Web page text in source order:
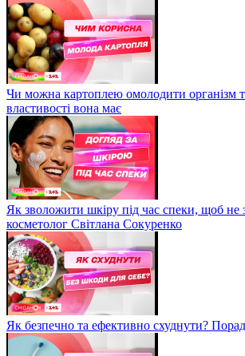
Чи можна картоплею омолодити організм
властивості вона має
Як зволожити шкіру під час спеки, щоб не
косметолог Світлана Сокуренко
Як безпечно та ефективно схуднути?